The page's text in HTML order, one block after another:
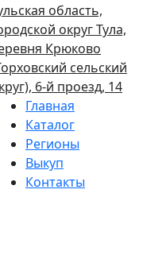
область,
округ Тула,
Крюково
сельский
6-й проезд, 14
Главная
Каталог
Регионы
Выкуп
Контакты